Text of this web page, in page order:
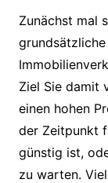
Zunächst mal
Ziel Sie damit
einen hohen
der Zeitpunkt
günstig ist,
zu warten.